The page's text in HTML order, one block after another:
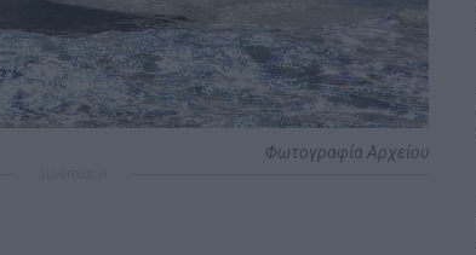
Φωτογραφία Αρχείου